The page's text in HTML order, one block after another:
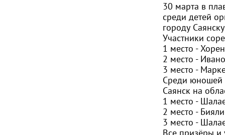
30 марта в
среди детей
городу
Участники
1 место -
2 место -
3 место -
Среди юношей
Саянск на
1 место -
2 место -
3 место -